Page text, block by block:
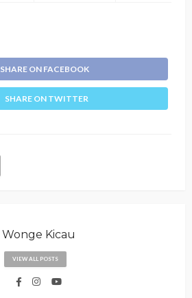
SHARE ON FACEBOOK
SHARE ON TWITTER
Wonge Kicau
VIEW ALL POSTS